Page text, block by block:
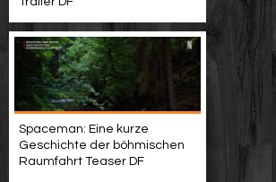
Spaceman: Eine kurze
Geschichte der böhmischen
Raumfahrt Teaser DF